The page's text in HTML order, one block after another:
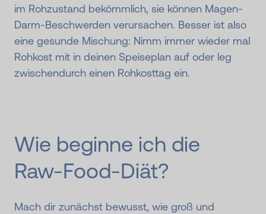
im Rohzustand bekömmlich, sie können Magen-
Darm-Beschwerden verursachen. Besser ist also
eine gesunde Mischung: Nimm immer wieder mal
Rohkost mit in deinen Speiseplan auf oder leg
zwischendurch einen Rohkosttag ein.
Wie beginne ich die
Raw-Food-Diät?
Mach dir zunächst bewusst, wie groß und